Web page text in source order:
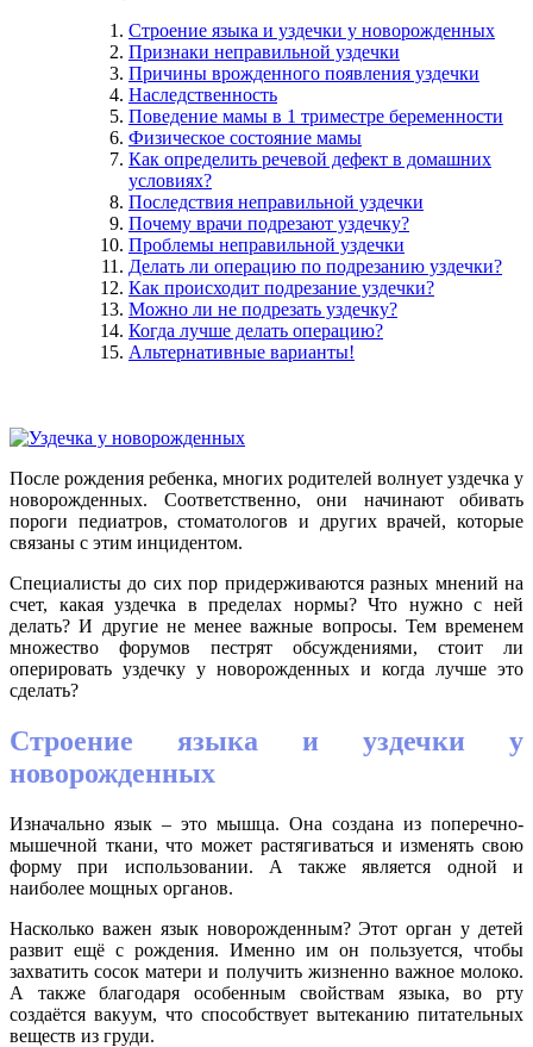
Строение языка и уздечки у новорожденных
Признаки неправильной уздечки
Причины врожденного появления уздечки
Наследственность
Поведение мамы в 1 триместре беременности
Физическое состояние мамы
Как определить речевой дефект в домашних
условиях?
Последствия неправильной уздечки
Почему врачи подрезают уздечку?
Проблемы неправильной уздечки
Делать ли операцию по подрезанию уздечки?
Как происходит подрезание уздечки?
Можно ли не подрезать уздечку?
Когда лучше делать операцию?
Альтернативные варианты!
После рождения ребенка, многих родителей волнует уздечка у
новорожденных. Соответственно, они начинают обивать
пороги педиатров, стоматологов и других врачей, которые
связаны с этим инцидентом.
Специалисты до сих пор придерживаются разных мнений на
счет, какая уздечка в пределах нормы? Что нужно с ней
делать? И другие не менее важные вопросы. Тем временем
множество форумов пестрят обсуждениями, стоит ли
оперировать уздечку у новорожденных и когда лучше это
сделать?
Строение языка и уздечки у
новорожденных
Изначально язык – это мышца. Она создана из поперечно-
мышечной ткани, что может растягиваться и изменять свою
форму при использовании. А также является одной и
наиболее мощных органов.
Насколько важен язык новорожденным? Этот орган у детей
развит ещё с рождения. Именно им он пользуется, чтобы
захватить сосок матери и получить жизненно важное молоко.
А также благодаря особенным свойствам языка, во рту
создаётся вакуум, что способствует вытеканию питательных
веществ из груди.